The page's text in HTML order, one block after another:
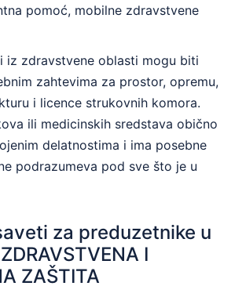
pomoć, mobilne zdravstvene
iz zdravstvene oblasti mogu biti
zahtevima za prostor, opremu,
i licence strukovnih komora.
ili medicinskih sredstava obično
delatnostima i ima posebne
podrazumeva pod sve što je u
za preduzetnike u
I
ZAŠTITA